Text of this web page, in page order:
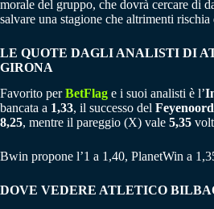
morale del gruppo, che dovrà cercare di
salvare una stagione che altrimenti
LE QUOTE DAGLI ANALISTI DI
GIRONA
Favorito perBetFlag e i suoi analisti è l’
bancata a 1,33, il successo del Feyenoord
8,25, mentre il pareggio (X) vale 5,35
Bwin propone l’1 a 1,40, PlanetWin a
DOVE VEDERE ATLETICO